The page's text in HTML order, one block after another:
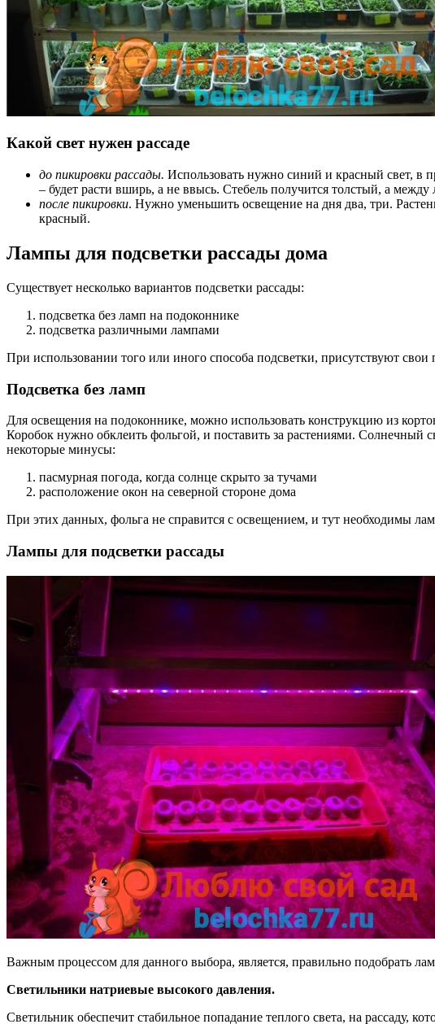
Какой свет нужен рассаде
до пикировки рассады. Использовать нужно синий и красный свет, в
– будет расти вширь, а не ввысь. Стебель получится толстый, а между
после пикировки. Нужно уменьшить освещение на дня два, три.
красный.
Лампы для подсветки рассады дома
Существует несколько вариантов подсветки рассады:
подсветка без ламп на подоконнике
подсветка различными лампами
При использовании того или иного способа подсветки, присутствуют
Подсветка без ламп
Для освещения на подоконнике, можно использовать конструкцию из
Коробок нужно обклеить фольгой, и поставить за растениями. Солнечный
некоторые минусы:
пасмурная погода, когда солнце скрыто за тучами
расположение окон на северной стороне дома
При этих данных, фольга не справится с освещением, и тут необходимы
Лампы для подсветки рассады
Важным процессом для данного выбора, является, правильно подобрать
Светильники натриевые высокого давления.
Светильник обеспечит стабильное попадание теплого света, на рассаду,